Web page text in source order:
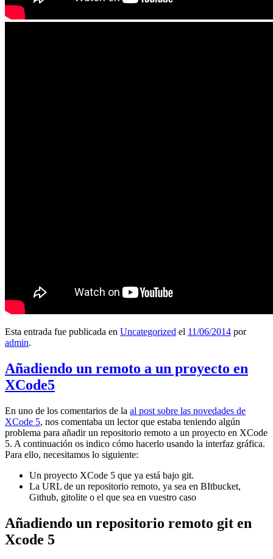
Esta entrada fue publicada en Uncategorized el 11/06/2014 por
admin.
Añadiendo un remoto a un proyecto en
XCode5
En uno de los comentarios de la al post sobre las novedades de
XCode 5, nos comentaba un lector que estaba teniendo algún
problema para añadir un repositorio remoto a un proyecto en XCode
5. A continuación os indico cómo hacerlo usando la interfaz gráfica.
Para ello, necesitamos lo siguiente:
Un proyecto XCode 5 que ya está bajo git.
La URL de un repositorio remoto, ya sea en BItbucket,
Github, gitolite o el que sea en vuestro caso
Añadiendo un repositorio remoto git en
Xcode 5